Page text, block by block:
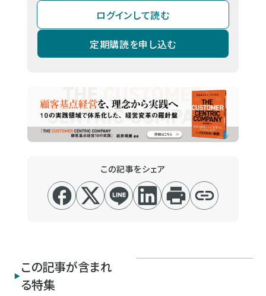
ログインして読む
定期購読を申し込む
この記事をシェア
この記事が含まれ
る特集